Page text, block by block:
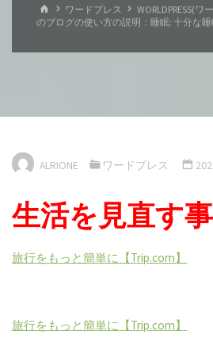
ホ
ー
ワードプレス
WORLDPRESS(
のブログの使い方の説明：睡眠: 十分な
ALRIONE ワードプレス
生活を見直す
旅行をもっと簡単に【Trip.com】
旅行をもっと簡単に【Trip.com】